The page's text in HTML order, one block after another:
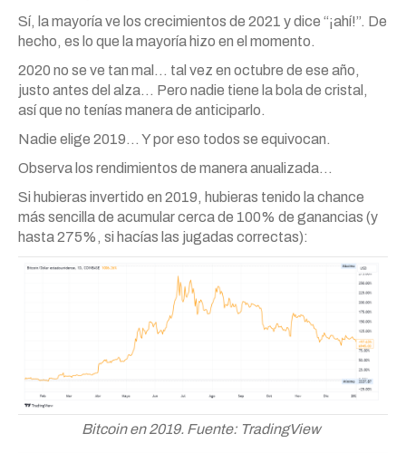
Sí, la mayoría ve los crecimientos de 2021 y dice “¡ahí!”. De
hecho, es lo que la mayoría hizo en el momento.
2020 no se ve tan mal… tal vez en octubre de ese año,
justo antes del alza… Pero nadie tiene la bola de cristal,
así que no tenías manera de anticiparlo.
Nadie elige 2019… Y por eso todos se equivocan.
Observa los rendimientos de manera anualizada…
Si hubieras invertido en 2019, hubieras tenido la chance
más sencilla de acumular cerca de 100% de ganancias (y
hasta 275%, si hacías las jugadas correctas):
Bitcoin en 2019. Fuente: TradingView